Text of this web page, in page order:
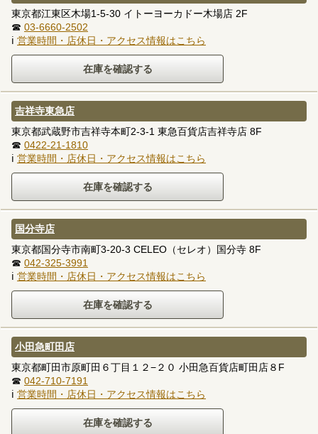
東京都江東区木場1-5-30 イトーヨーカドー木場店 2F
☎ 03-6660-2502
ℹ 営業時間・店休日・アクセス情報はこちら
吉祥寺東急店
東京都武蔵野市吉祥寺本町2-3-1 東急百貨店吉祥寺店 8F
☎ 0422-21-1810
ℹ 営業時間・店休日・アクセス情報はこちら
国分寺店
東京都国分寺市南町3-20-3 CELEO（セレオ）国分寺 8F
☎ 042-325-3991
ℹ 営業時間・店休日・アクセス情報はこちら
小田急町田店
東京都町田市原町田６丁目１２−２０ 小田急百貨店町田店８F
☎ 042-710-7191
ℹ 営業時間・店休日・アクセス情報はこちら